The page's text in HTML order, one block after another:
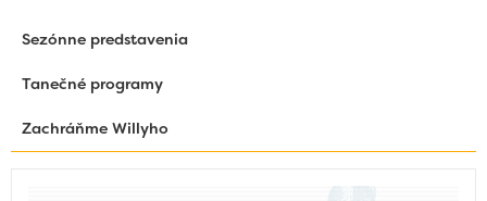
Sezónne predstavenia
Tanečné programy
Zachráňme Willyho